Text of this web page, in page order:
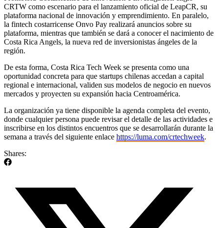
CRTW como escenario para el lanzamiento oficial de LeapCR, su
plataforma nacional de innovación y emprendimiento. En paralelo,
la fintech costarricense Onvo Pay realizará anuncios sobre su
plataforma, mientras que también se dará a conocer el nacimiento de
Costa Rica Angels, la nueva red de inversionistas ángeles de la
región.
De esta forma, Costa Rica Tech Week se presenta como una
oportunidad concreta para que startups chilenas accedan a capital
regional e internacional, validen sus modelos de negocio en nuevos
mercados y proyecten su expansión hacia Centroamérica.
La organización ya tiene disponible la agenda completa del evento,
donde cualquier persona puede revisar el detalle de las actividades e
inscribirse en los distintos encuentros que se desarrollarán durante la
semana a través del siguiente enlace https://luma.com/crtechweek.
Shares: